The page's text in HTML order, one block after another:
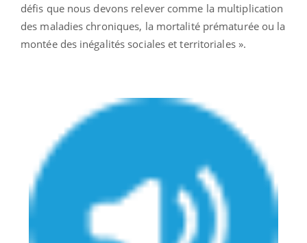
défis que nous devons relever comme la multiplication
des maladies chroniques, la mortalité prématurée ou la
montée des inégalités sociales et territoriales ».